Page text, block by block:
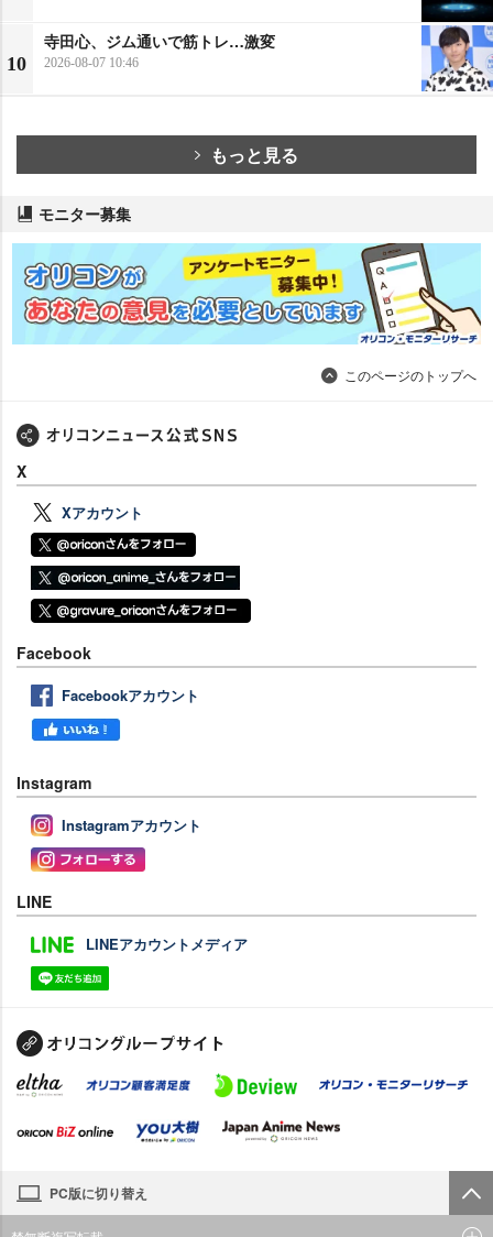
10
寺田心、ジム通いで筋トレ…激変
2026-08-07 10:46
もっと見る
モニター募集
このページのトップへ
X
Xアカウント
Facebook
Facebookアカウント
Instagram
Instagramアカウント
LINE
LINEアカウントメディア
PC版に切り替え